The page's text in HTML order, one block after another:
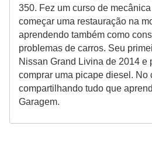
350. Fez um curso de
começar uma restauração na
aprendendo também como
problemas de carros. Seu
Nissan Grand Livina de 2014 e
comprar uma picape diesel. No
compartilhando tudo que
Garagem.